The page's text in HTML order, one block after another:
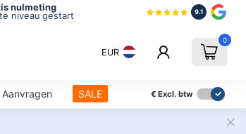
nulmeting
niveau gestart
9.1
EUR
0
SALE € Excl. btw